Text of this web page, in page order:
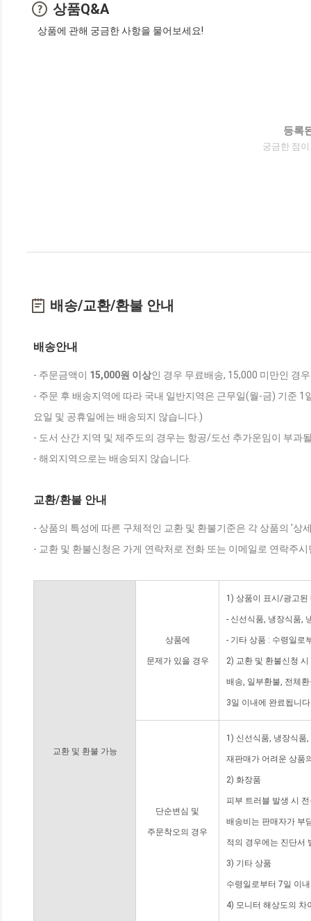
상품Q&A
상품에 관해 궁금한 사항을 물어보세요!
등록
궁금한 점
배송/교환/환불 안내
배송안내
- 주문금액이 15,000원 이상인 경우 무료배송, 15,000 미만인 경
- 주문 후 배송지역에 따라 국내 일반지역은 근무일(월-금) 기준
요일 및 공휴일에는 배송되지 않습니다.)
- 도서 산간 지역 및 제주도의 경우는 항공/도선 추가운임이 부과
- 해외지역으로는 배송되지 않습니다.
교환/환불 안내
- 상품의 특성에 따른 구체적인 교환 및 환불기준은 각 상품의 '상
- 교환 및 환불신청은 가게 연락처로 전화 또는 이메일로 연락주
교환 및 환불 가능
상품에
문제가 있을 경우
1) 상품이 표시/광고된
- 신선식품, 냉장식품,
- 기타 상품 : 수령일로
2) 교환 및 환불신청
배송, 일부환불, 전체
3일 이내에 완료됩니
단순변심 및
주문착오의 경우
1) 신선식품, 냉장식품
재판매가 어려운 상품
2) 화장품
피부 트러블 발생 시
배송비는 판매자가 부
적의 경우에는 진단서
3) 기타 상품
수령일로부터 7일 이
4) 모니터 해상도의 차